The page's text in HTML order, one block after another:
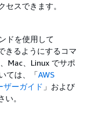
セスできます。
ドを使用して
きるようにするコマ
Mac、Linux でサポ
ては、「AWS
ーガイド 」および
。